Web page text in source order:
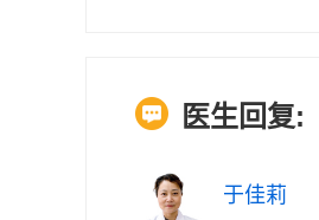
医生回复:
于佳莉